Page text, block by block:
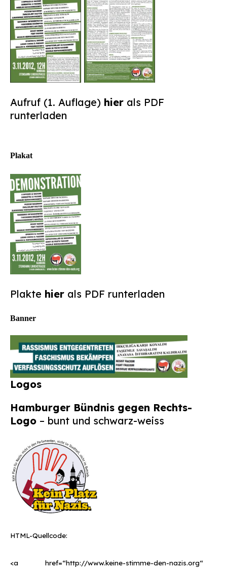
Aufruf (1. Auflage) hier als PDF
runterladen
Plakat
Plakte hier als PDF runterladen
Banner
Logos
Hamburger Bündnis gegen Rechts-
Logo – bunt und schwarz-weiss
HTML-Quellcode:
<a href=“http://www.keine-stimme-den-nazis.org“